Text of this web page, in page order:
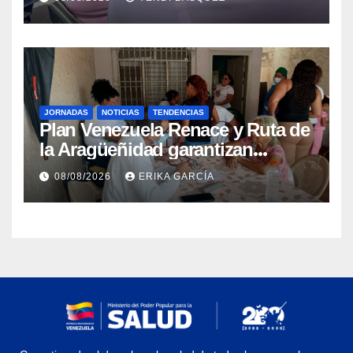
epidemiológica
JORNADAS NOTICIAS TENDENCIAS
Plan Venezuela Renace y Ruta de
la Aragüeñidad garantizan
atención médica integral en
Aragua
08/08/2026 ERIKA GARCÍA